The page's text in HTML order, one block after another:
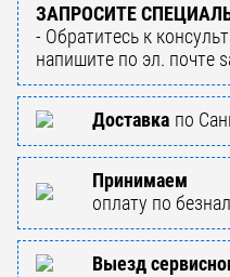
ЗАПРОСИТЕ
- Обратитесь к
напишите по эл. почте
Доставка по
Принимаем
оплату по
Выезд